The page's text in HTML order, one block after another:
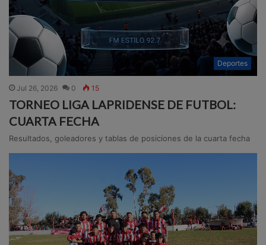
Deportes
Jul 26, 2026 0 15
TORNEO LIGA LAPRIDENSE DE FUTBOL:
CUARTA FECHA
Resultados, goleadores y tablas de posiciones de la cuarta fecha